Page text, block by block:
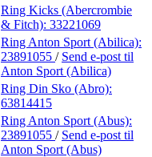
Ring Kicks (Abercrombie
& Fitch): 33221069
Ring Anton Sport (Abilica):
23891055 / Send e-post til
Anton Sport (Abilica)
Ring Din Sko (Abro):
63814415
Ring Anton Sport (Abus):
23891055 / Send e-post til
Anton Sport (Abus)